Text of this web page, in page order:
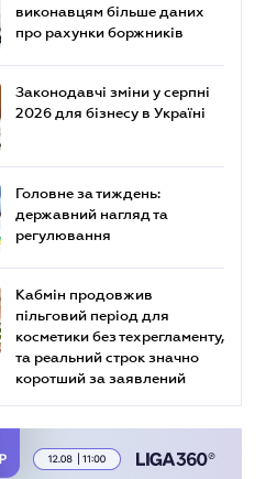
виконавцям більше даних
про рахунки боржників
Законодавчі зміни у серпні
2026 для бізнесу в Україні
Головне за тиждень:
державний нагляд та
регулювання
Кабмін продовжив
пільговий період для
косметики без техрегламенту,
та реальний строк значно
коротший за заявлений